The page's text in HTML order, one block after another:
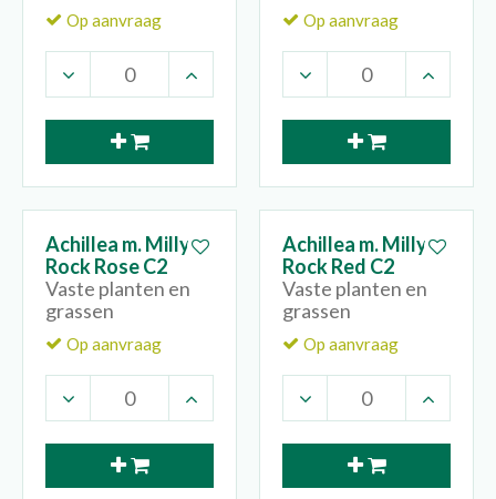
Op aanvraag Op aanvraag
Achillea m. Milly
Rock Rose C2
Vaste planten en
grassen
Op aanvraag
Achillea m. Milly
Rock Red C2
Vaste planten en
grassen
Op aanvraag